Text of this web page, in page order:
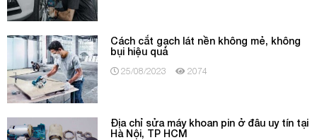
Cách cắt gạch lát nền không mẻ, không
bụi hiệu quả
25/08/2023 2074
Địa chỉ sửa máy khoan pin ở đâu uy tín tại
Hà Nội, TP HCM